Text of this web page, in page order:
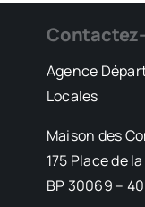
Agence
Locales
Maison des
175 Place de
BP 30069 –